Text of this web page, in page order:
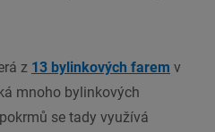
z 13 bylinkových farem v
mnoho bylinkových
se tady využívá